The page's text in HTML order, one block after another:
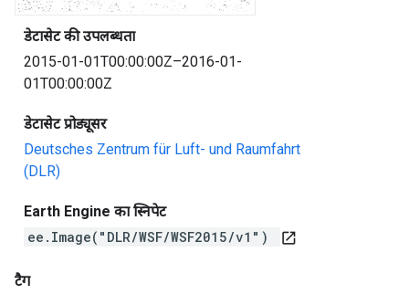
डेटासेट की उपलब्धता
2015-01-01T00:00:00Z–2016-01-
01T00:00:00Z
डेटासेट प्रोड्यूसर
Deutsches Zentrum für Luft- und Raumfahrt
(DLR)
Earth Engine का स्निपेट
ee.Image("DLR/WSF/WSF2015/v1")
open_in_new
टैग